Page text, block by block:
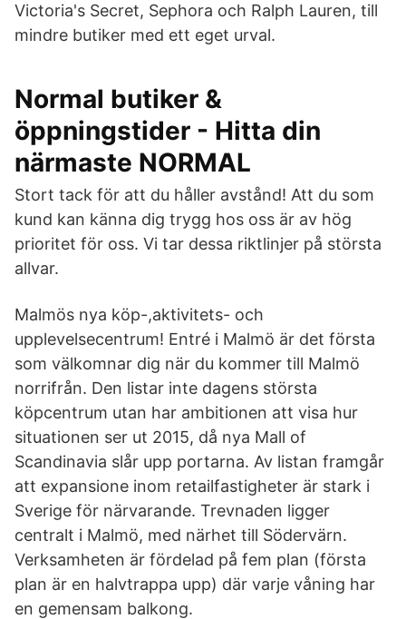
Victoria's Secret, Sephora och Ralph Lauren, till
mindre butiker med ett eget urval.
Normal butiker &
öppningstider - Hitta din
närmaste NORMAL
Stort tack för att du håller avstånd! Att du som
kund kan känna dig trygg hos oss är av hög
prioritet för oss. Vi tar dessa riktlinjer på största
allvar.
Malmös nya köp-,aktivitets- och
upplevelsecentrum! Entré i Malmö är det första
som välkomnar dig när du kommer till Malmö
norrifrån. Den listar inte dagens största
köpcentrum utan har ambitionen att visa hur
situationen ser ut 2015, då nya Mall of
Scandinavia slår upp portarna. Av listan framgår
att expansione inom retailfastigheter är stark i
Sverige för närvarande. Trevnaden ligger
centralt i Malmö, med närhet till Södervärn.
Verksamheten är fördelad på fem plan (första
plan är en halvtrappa upp) där varje våning har
en gemensam balkong.